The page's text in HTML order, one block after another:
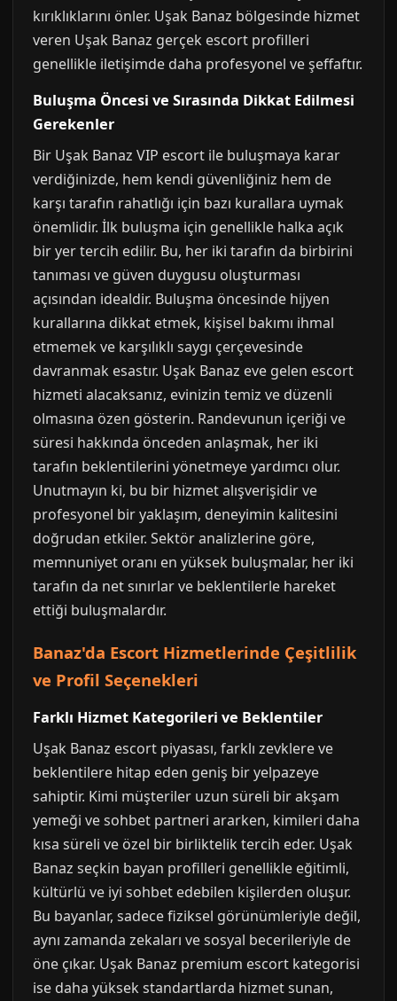
kırıklıklarını önler. Uşak Banaz bölgesinde hizmet
veren Uşak Banaz gerçek escort profilleri
genellikle iletişimde daha profesyonel ve şeffaftır.
Buluşma Öncesi ve Sırasında Dikkat Edilmesi
Gerekenler
Bir Uşak Banaz VIP escort ile buluşmaya karar
verdiğinizde, hem kendi güvenliğiniz hem de
karşı tarafın rahatlığı için bazı kurallara uymak
önemlidir. İlk buluşma için genellikle halka açık
bir yer tercih edilir. Bu, her iki tarafın da birbirini
tanıması ve güven duygusu oluşturması
açısından idealdir. Buluşma öncesinde hijyen
kurallarına dikkat etmek, kişisel bakımı ihmal
etmemek ve karşılıklı saygı çerçevesinde
davranmak esastır. Uşak Banaz eve gelen escort
hizmeti alacaksanız, evinizin temiz ve düzenli
olmasına özen gösterin. Randevunun içeriği ve
süresi hakkında önceden anlaşmak, her iki
tarafın beklentilerini yönetmeye yardımcı olur.
Unutmayın ki, bu bir hizmet alışverişidir ve
profesyonel bir yaklaşım, deneyimin kalitesini
doğrudan etkiler. Sektör analizlerine göre,
memnuniyet oranı en yüksek buluşmalar, her iki
tarafın da net sınırlar ve beklentilerle hareket
ettiği buluşmalardır.
Banaz'da Escort Hizmetlerinde Çeşitlilik
ve Profil Seçenekleri
Farklı Hizmet Kategorileri ve Beklentiler
Uşak Banaz escort piyasası, farklı zevklere ve
beklentilere hitap eden geniş bir yelpazeye
sahiptir. Kimi müşteriler uzun süreli bir akşam
yemeği ve sohbet partneri ararken, kimileri daha
kısa süreli ve özel bir birliktelik tercih eder. Uşak
Banaz seçkin bayan profilleri genellikle eğitimli,
kültürlü ve iyi sohbet edebilen kişilerden oluşur.
Bu bayanlar, sadece fiziksel görünümleriyle değil,
aynı zamanda zekaları ve sosyal becerileriyle de
öne çıkar. Uşak Banaz premium escort kategorisi
ise daha yüksek standartlarda hizmet sunan,